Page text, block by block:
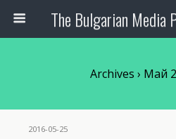
Archives › Май
2016-05-25